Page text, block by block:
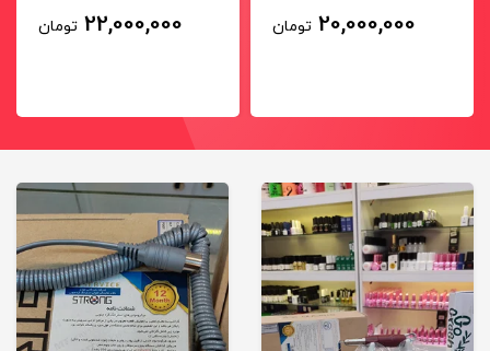
20,000,000 تومان 22,000,000 تومان